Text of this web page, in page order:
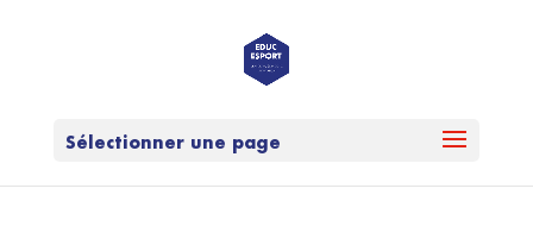
Sélectionner une page